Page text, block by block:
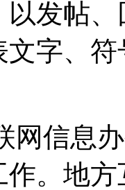
发帖
文字、
网信息
作。地